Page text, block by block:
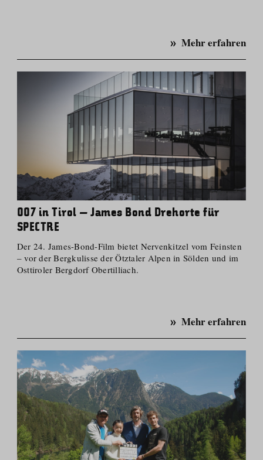
Mehr erfahren
007 in Tirol – James Bond Drehorte für
SPECTRE
Der 24. James-Bond-Film bietet Nervenkitzel vom Feinsten
– vor der Bergkulisse der Ötztaler Alpen in Sölden und im
Osttiroler Bergdorf Obertilliach.
Mehr erfahren